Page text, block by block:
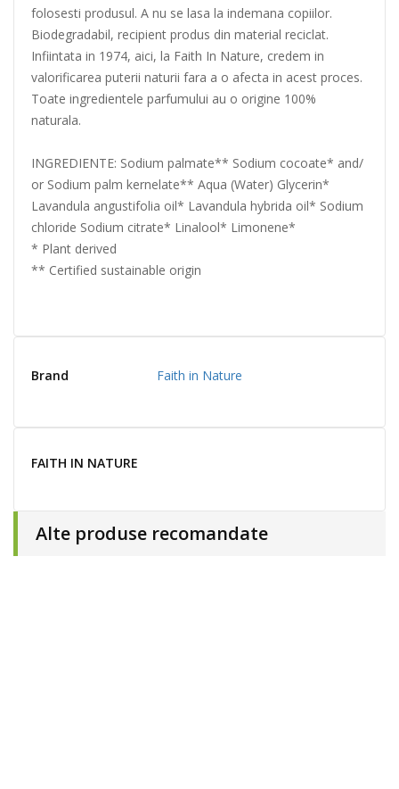
folosesti produsul. A nu se lasa la indemana copiilor.
Biodegradabil, recipient produs din material reciclat.
Infiintata in 1974, aici, la Faith In Nature, credem in
valorificarea puterii naturii fara a o afecta in acest proces.
Toate ingredientele parfumului au o origine 100%
naturala.
INGREDIENTE: Sodium palmate** Sodium cocoate* and/
or Sodium palm kernelate** Aqua (Water) Glycerin*
Lavandula angustifolia oil* Lavandula hybrida oil* Sodium
chloride Sodium citrate* Linalool* Limonene*
* Plant derived
** Certified sustainable origin
Brand Faith in Nature
FAITH IN NATURE
Alte produse recomandate